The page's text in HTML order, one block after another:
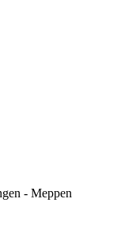
- Meppen